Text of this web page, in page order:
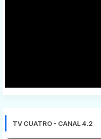
TV CUATRO - CANAL 4.2